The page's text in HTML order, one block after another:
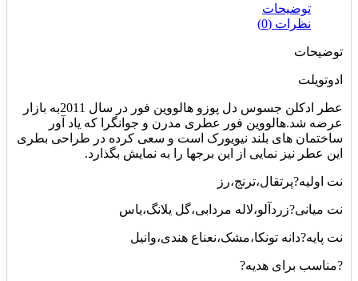
توضیحات
نظرات (0)
توضیحات
ادوتویلت
عطر ادکلن جسوس دل پوزو هالووین فور در سال 2011به بازار
عرضه شد.هالووین فور عطری مدرن و جوانگرا که یاد آور
ساختمان های بلند نیویورک است و سعی کرده در طراحی بطری
این عطر نیز نمایی از این برجها را به نمایش بگذارد.
نت اولیه?پرتقال،ترنج،رز
نت میانی?زردآلو،لاله مردابی،گل یلانگ،یاس
نت پایه?دانه تونکا،مشک،نعناع هندی،وانیل
?مناسب برای هدیه?